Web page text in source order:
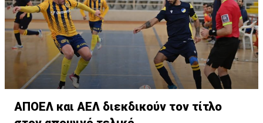
ΑΠΟΕΛ και ΑΕΛ διεκδικούν τον τίτλο